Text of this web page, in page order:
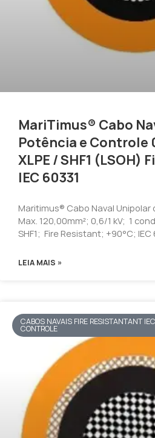
MariTimus® Cabo
Potência e Controle
XLPE / SHF1 (LSOH)
IEC 60331
Maritimus® Cabo Naval
Max. 120,00mm²; 0,6/1 kV; 1
SHF1; Fire Resistant; +90°C; IEC
LEIA MAIS »
CABOS NAVAIS FIRE RESISTANTANT
CONTROLE